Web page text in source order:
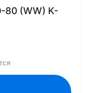
(WW) K-